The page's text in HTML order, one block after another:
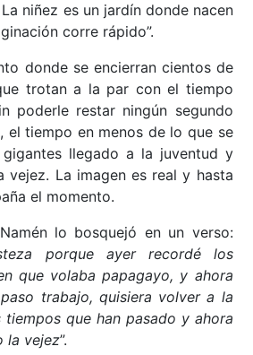
niñez es un jardín donde nacen
corre rápido”.
donde se encierran cientos de
trotan a la par con el tiempo
poderle restar ningún segundo
el tiempo en menos de lo que se
llegado a la juventud y
vejez. La imagen es real y hasta
el momento.
lo bosquejó en un verso:
porque ayer recordé los
que volaba papagayo, y ahora
trabajo, quisiera volver a la
tiempos que han pasado y ahora
la vejez”.